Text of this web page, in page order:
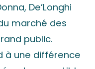
De’Longhi
marché des
public.
à une différence